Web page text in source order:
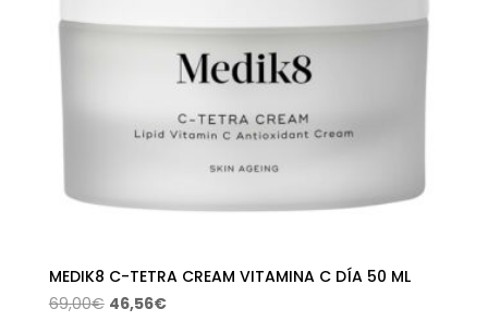
MEDIK8 C-TETRA CREAM VITAMINA C DÍA 50 ML
69,00€ El
46,56€El